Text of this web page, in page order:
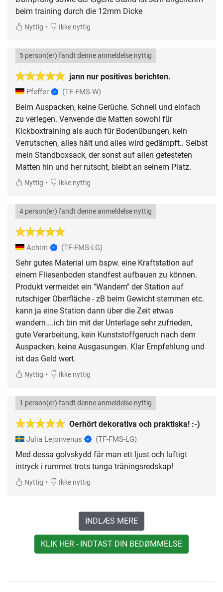
beim training durch die 12mm Dicke
Nyttig • Ikke nyttig
jann nur positives berichten.
5 person(er) fandt denne anmeldelse nyttig
Pfeffer (TF-FMS-W)
Beim Auspacken, keine Gerüche. Schnell und einfach
zu verlegen. Verwende die Matten sowohl für
Kickboxtraining als auch für Bodenübungen, kein
Verrutschen, alles hält und alles wird gedämpft.. Selbst
mein Standboxsack, der sonst auf allen getesteten
Matten hin und her rutscht, bleibt an seinem Platz.
Nyttig • Ikke nyttig
4 person(er) fandt denne anmeldelse nyttig
Achim (TF-FMS-LG)
Sehr gutes Material um bspw. eine Kraftstation auf
einem Fliesenboden standfest aufbauen zu können.
Produkt vermeidet ein "Wandern" der Station auf
rutschiger Oberfläche - zB beim Gewicht stemmen etc.
kann ja eine Station dann über die Zeit etwas
wandern....ich bin mit der Unterlage sehr zufrieden,
gute Verarbeitung, kein Kunststoffgeruch nach dem
Auspacken, keine Ausgasungen. Klar Empfehlung und
ist das Geld wert.
Nyttig • Ikke nyttig
Oerhört dekorativa och praktiska! :-)
1 person(er) fandt denne anmeldelse nyttig
Julia Lejonvenus (TF-FMS-LG)
Med dessa golvskydd får man ett ljust och luftigt
intryck i rummet trots tunga träningsredskap!
Nyttig • Ikke nyttig
INDLÆS MERE
KLIK HER - INDTAST DIN BEDØMMELSE